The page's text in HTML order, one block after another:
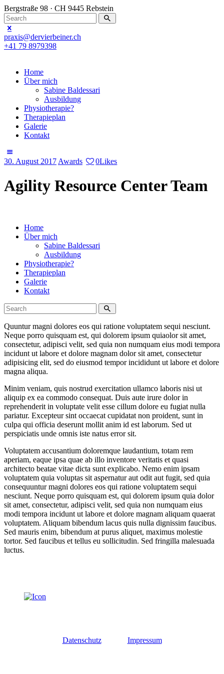
Bergstraße 98 · CH 9445 Rebstein
praxis@dervierbeiner.ch
+41 79 8979398
Home
Über mich
Sabine Baldessari
Ausbildung
Physiotherapie?
Therapieplan
Galerie
Kontakt
30. August 2017 Awards 0Likes
Agility Resource Center Team
Home
Über mich
Sabine Baldessari
Ausbildung
Physiotherapie?
Therapieplan
Galerie
Kontakt
Quuntur magni dolores eos qui ratione voluptatem sequi nesciunt.
Neque porro quisquam est, qui dolorem ipsum quiaolor sit amet,
consectetur, adipisci velit, sed quia non numquam eius modi tempora
incidunt ut labore et dolore magnam dolor sit amet, consectetur
adipisicing elit, sed do eiusmod tempor incididunt ut labore et dolore
magna aliqua.
Minim veniam, quis nostrud exercitation ullamco laboris nisi ut
aliquip ex ea commodo consequat. Duis aute irure dolor in
reprehenderit in voluptate velit esse cillum dolore eu fugiat nulla
pariatur. Excepteur sint occaecat cupidatat non proident, sunt in
culpa qui officia deserunt mollit anim id est laborum. Sed ut
perspiciatis unde omnis iste natus error sit.
Voluptatem accusantium doloremque laudantium, totam rem
aperiam, eaque ipsa quae ab illo inventore veritatis et quasi
architecto beatae vitae dicta sunt explicabo. Nemo enim ipsam
voluptatem quia voluptas sit aspernatur aut odit aut fugit, sed quia
consequuntur magni dolores eos qui ratione voluptatem sequi
nesciunt. Neque porro quisquam est, qui dolorem ipsum quia dolor
sit amet, consectetur, adipisci velit, sed quia non numquam eius
modi tempora incidunt ut labore et dolore magnam aliquam quaerat
voluptatem. Aliquam bibendum lacus quis nulla dignissim faucibus.
Sed mauris enim, bibendum at purus aliquet, maximus molestie
tortor. Sed faucibus et tellus eu sollicitudin. Sed fringilla malesuada
luctus.
Datenschutz Impressum